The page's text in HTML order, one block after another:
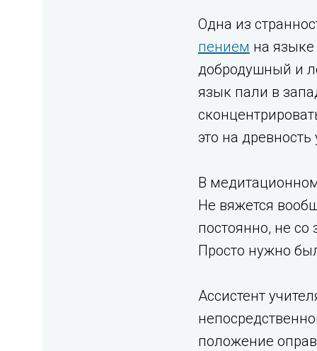
Одна из
пением на языке
добродушный и
язык пали в
это на
В
Не вяжется
постоянно, не со
Просто нужно
Ассистент
положение